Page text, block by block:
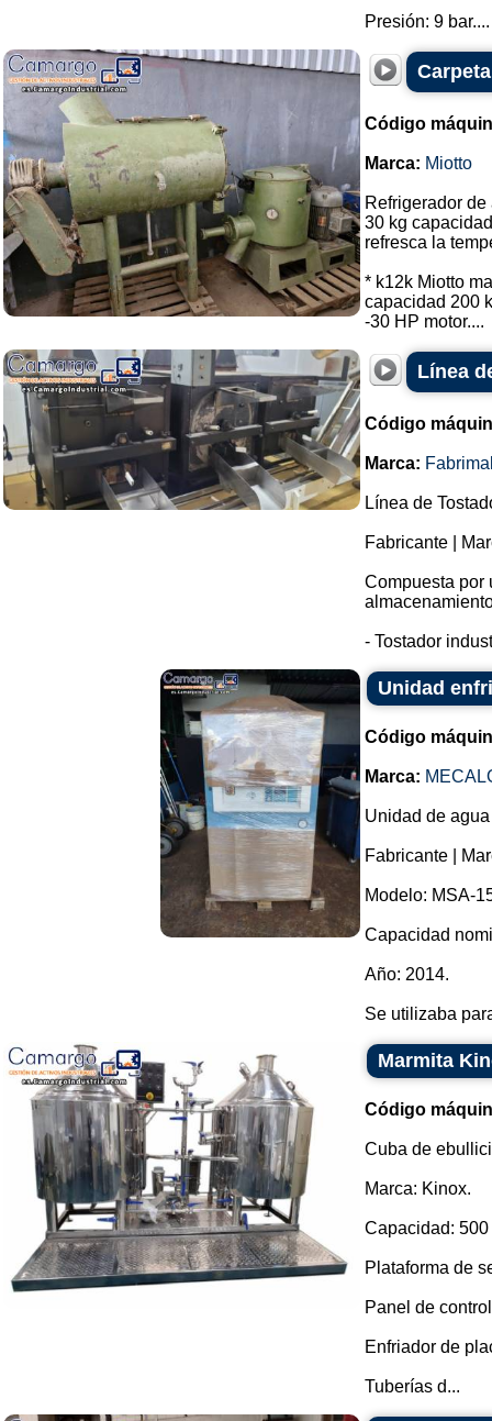
Presión: 9 bar....
Código
Marca: Miotto
Refrigerador
30 kg
refresca la
* k12k Miotto
capacidad 200
-30 HP motor....
Línea
Código
Marca:
Línea de
Fabricante |
Compuesta por
- Tostador
Unidad
Código
Marca:
Unidad de
Fabricante |
Modelo: MSA-
Capacidad
Año: 2014.
Se utilizaba
Marmita
Código
Cuba de
Marca: Kinox.
Capacidad: 500
Plataforma de
Panel de
Enfriador de
Tuberías d...